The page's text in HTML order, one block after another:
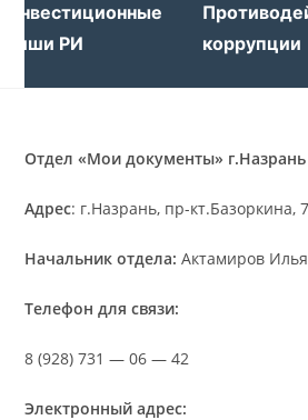
Инвестиционные
ниши РИ
коррупции
Отдел «Мои документы» г.Назрань
Адрес: г.Назрань, пр-кт.Базоркина,
Начальник отдела: Актамиров
Телефон для связи:
8 (928) 731 — 06 — 42
Электронный адрес: